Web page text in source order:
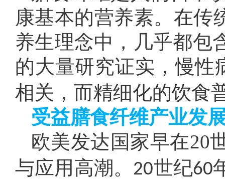
康基本的营养素。在传
养生理念中，几乎都包
的大量研究证实，慢性
相关，而精细化的饮食
受益膳食纤维产业发
欧美发达国家早在20
与应用高潮。 20世纪60